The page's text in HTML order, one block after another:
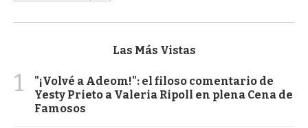
Las Más Vistas
1
"¡Volvé a Adeom!": el filoso comentario de
Yesty Prieto a Valeria Ripoll en plena Cena de
Famosos